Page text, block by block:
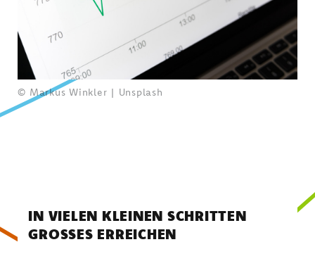
© Markus Winkler | Unsplash
IN VIELEN KLEINEN SCHRITTEN
GROSSES ERREICHEN